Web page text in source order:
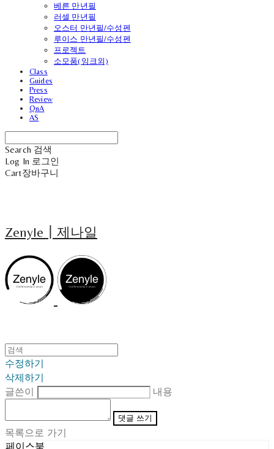
베른 만년필
러셀 만년필
오스터 만년필/수성펜
루이스 만년필/수성펜
프로젝트
소모품(잉크외)
Class
Guides
Press
Review
QnA
AS
Search 검색
Log In 로그인
Cart장바구니
Zenyle┃제나일
수정하기
삭제하기
글쓴이
내용
댓글 쓰기
목록으로 가기
페이스북